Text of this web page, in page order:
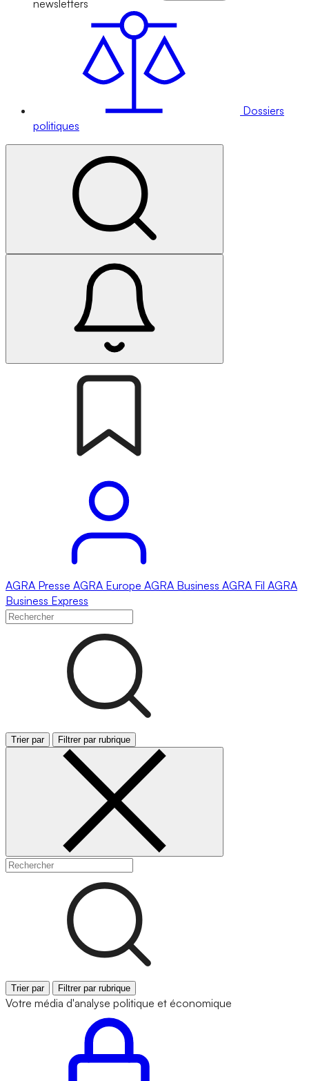
newsletters
Dossiers
politiques
AGRA Presse AGRA Europe AGRA Business AGRA Fil AGRA
Business Express
Trier par Filtrer par rubrique
Trier par Filtrer par rubrique
Votre média d'analyse politique et économique